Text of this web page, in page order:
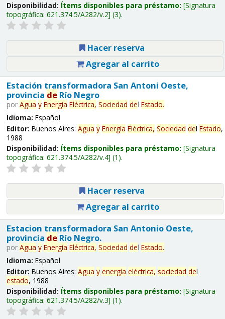
Disponibilidad: Ítems disponibles para préstamo: Signatura
topográfica: 621.374.5/A282/v.2 (3).
Hacer reserva
Agregar al carrito
Estación transformadora San Antoni Oeste,
provincia deRío Negro
por Agua y Energía Eléctrica, Sociedad del Estado.
Idioma: Español
Editor: Buenos Aires: Agua y Energía Eléctrica, Sociedad del Estado,
1988
Disponibilidad: Ítems disponibles para préstamo: Signatura
topográfica: 621.374.5/A282/v.4 (1).
Hacer reserva
Agregar al carrito
Estacion transformadora San Antonio Oeste,
provincia deRío Negro.
por Agua y Energía Eléctrica, Sociedad del Estado.
Idioma: Español
Editor: Buenos Aires: Agua y energía eléctrica, sociedad del
estado, 1988
Disponibilidad: Ítems disponibles para préstamo: Signatura
topográfica: 621.374.5/A282/v.3 (1).